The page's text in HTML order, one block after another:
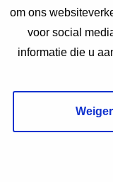
om ons
voor social
informatie die u
integraal onderdeel
aan het werk te
hbo-opleiding tot